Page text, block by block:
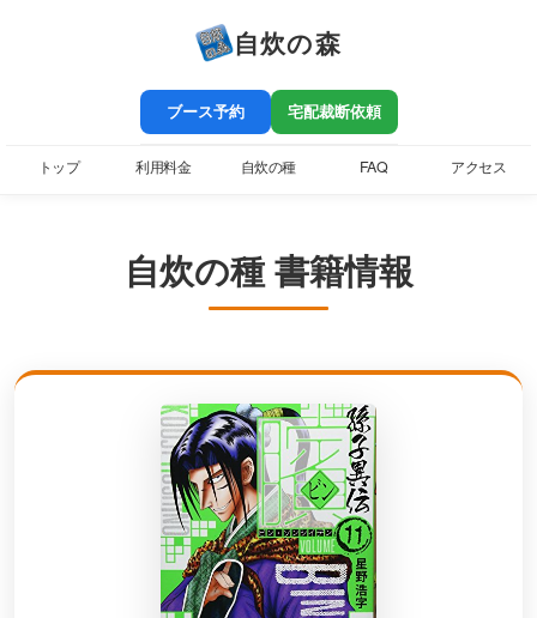
自炊の森
ブース予約 宅配裁断依頼
トップ 利用料金 自炊の種 FAQ アクセス
自炊の種 書籍情報